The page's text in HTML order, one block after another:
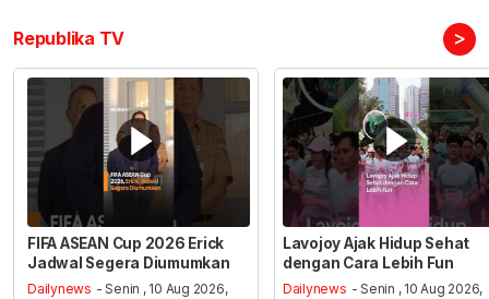
Republika TV >
FIFA ASEAN Cup 2026 Erick
Jadwal Segera Diumumkan
Dailynews - Senin , 10 Aug 2026,
Lavojoy Ajak Hidup Sehat
dengan Cara Lebih Fun
Dailynews - Senin , 10 Aug 2026,